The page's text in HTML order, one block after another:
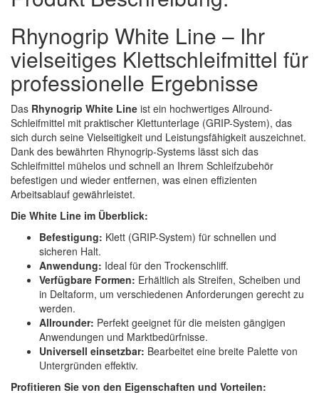
(8)
Mirka
(1)
no-name
(1)
Novol
(3)
Proma
(21)
Sia
(3)
Spectral
(5)
StarChem
Sundstrom
(4)
Troton
Wibeco
(1)
ZVG
Rhynogrip White Line – Ihr
vielseitiges Klettschleifmittel für
professionelle Ergebnisse
Das Rhynogrip White Line ist ein hochwertiges Allround-
Schleifmittel mit praktischer Klettunterlage (GRIP-System), das
sich durch seine Vielseitigkeit und Leistungsfähigkeit auszeichnet.
Dank des bewährten Rhynogrip-Systems lässt sich das
Schleifmittel mühelos und schnell an Ihrem Schleifzubehör
befestigen und wieder entfernen, was einen effizienten
Arbeitsablauf gewährleistet.
Die White Line im Überblick:
Befestigung: Klett (GRIP-System) für schnellen und
sicheren Halt.
Anwendung: Ideal für den Trockenschliff.
Verfügbare Formen: Erhältlich als Streifen, Scheiben und
in Deltaform, um verschiedenen Anforderungen gerecht zu
werden.
Allrounder: Perfekt geeignet für die meisten gängigen
Anwendungen und Marktbedürfnisse.
Universell einsetzbar: Bearbeitet eine breite Palette von
Untergründen effektiv.
Profitieren Sie von den Eigenschaften und Vorteilen: